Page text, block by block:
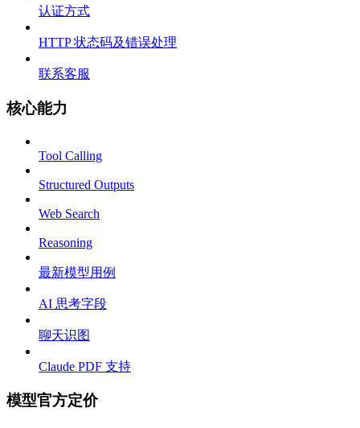
认证方式
HTTP 状态码及错误处理
联系客服
核心能力
Tool Calling
Structured Outputs
Web Search
Reasoning
最新模型用例
AI 思考字段
聊天识图
Claude PDF 支持
模型官方定价